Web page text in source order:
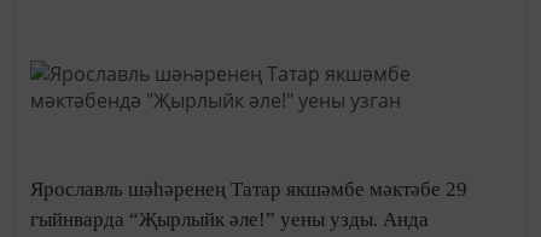
Ярославль шәһәренең Татар якшәмбе мәктәбе 29
гыйнварда “Җырлыйк әле!” уены узды. Анда